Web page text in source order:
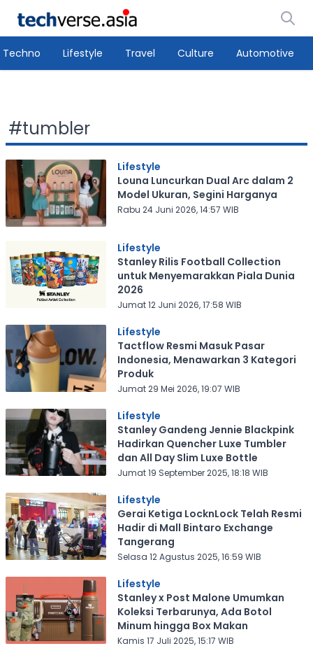
Techno Lifestyle Travel Culture Automotive
#tumbler
Lifestyle
Louna Luncurkan Dual Arc dalam 2
Model Ukuran, Segini Harganya
Rabu 24 Juni 2026, 14:57 WIB
Lifestyle
Stanley Rilis Football Collection
untuk Menyemarakkan Piala Dunia
2026
Jumat 12 Juni 2026, 17:58 WIB
Lifestyle
Tactflow Resmi Masuk Pasar
Indonesia, Menawarkan 3 Kategori
Produk
Jumat 29 Mei 2026, 19:07 WIB
Lifestyle
Stanley Gandeng Jennie Blackpink
Hadirkan Quencher Luxe Tumbler
dan All Day Slim Luxe Bottle
Jumat 19 September 2025, 18:18 WIB
Lifestyle
Gerai Ketiga LocknLock Telah Resmi
Hadir di Mall Bintaro Exchange
Tangerang
Selasa 12 Agustus 2025, 16:59 WIB
Lifestyle
Stanley x Post Malone Umumkan
Koleksi Terbarunya, Ada Botol
Minum hingga Box Makan
Kamis 17 Juli 2025, 15:17 WIB